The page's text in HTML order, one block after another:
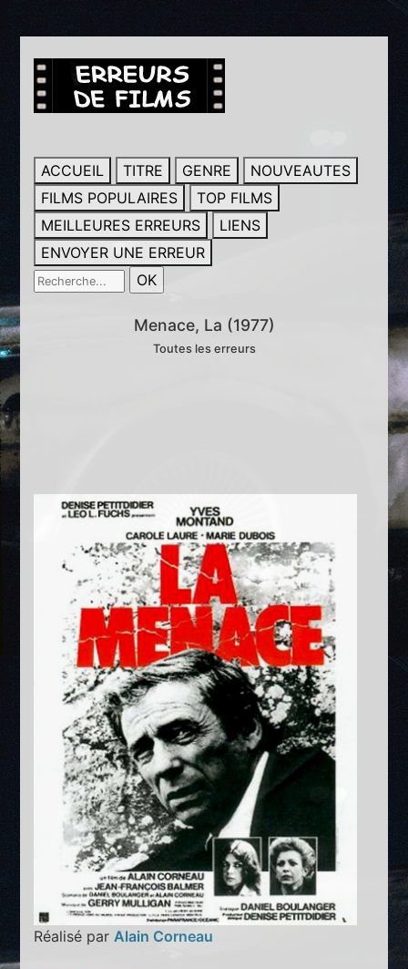
ACCUEIL TITRE GENRE
NOUVEAUTES
FILMS POPULAIRES
TOP FILMS
MEILLEURES ERREURS
LIENS
ENVOYER UNE ERREUR
Menace, La (1977)
Toutes les erreurs
Réalisé par Alain Corneau